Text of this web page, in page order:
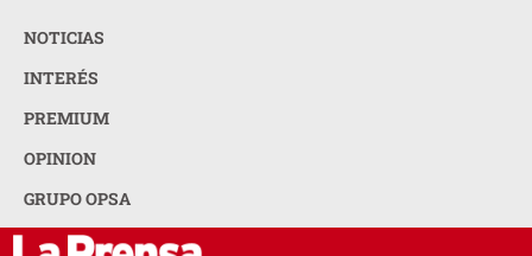
NOTICIAS
INTERÉS
PREMIUM
OPINION
GRUPO OPSA